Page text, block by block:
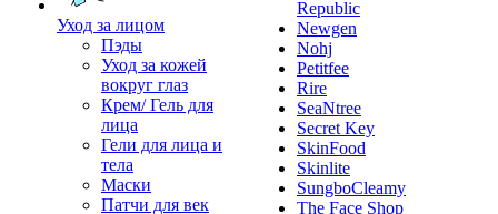
Уход за лицом
Пэды
Уход за кожей
вокруг глаз
Крем/ Гель для
лица
Гели для лица и
тела
Маски
Патчи для век
Republic
Newgen
Nohj
Petitfee
Rire
SeaNtree
Secret Key
SkinFood
Skinlite
SungboCleamy
The Face Shop